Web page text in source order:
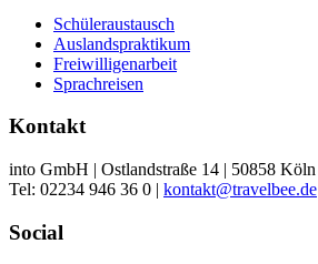
Schüleraustausch
Auslandspraktikum
Freiwilligenarbeit
Sprachreisen
Kontakt
into GmbH | Ostlandstraße 14 | 50858 Köln
Tel: 02234 946 36 0 | kontakt@travelbee.de
Social